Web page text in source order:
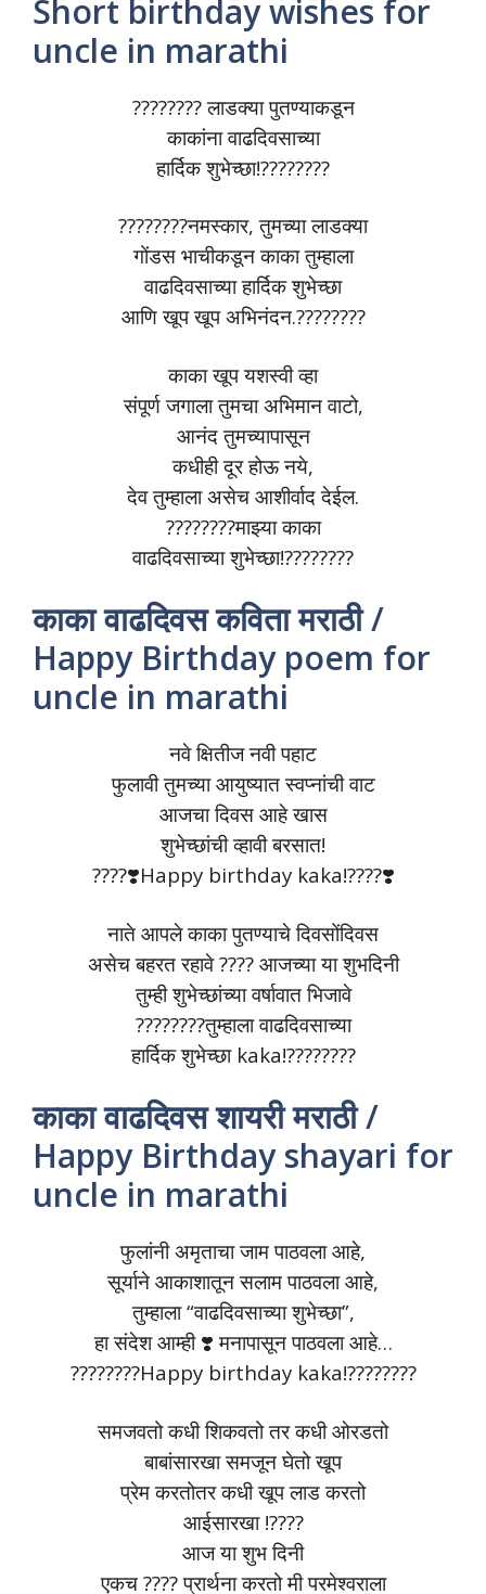
Short birthday wishes for
uncle in marathi
???????? लाडक्या पुतण्याकडून
काकांना वाढदिवसाच्या
हार्दिक शुभेच्छा!????????
????????नमस्कार, तुमच्या लाडक्या
गोंडस भाचीकडून काका तुम्हाला
वाढदिवसाच्या हार्दिक शुभेच्छा
आणि खूप खूप अभिनंदन.????????
काका खूप यशस्वी व्हा
संपूर्ण जगाला तुमचा अभिमान वाटो,
आनंद तुमच्यापासून
कधीही दूर होऊ नये,
देव तुम्हाला असेच आशीर्वाद देईल.
????????माझ्या काका
वाढदिवसाच्या शुभेच्छा!????????
काका वाढदिवस कविता मराठी /
Happy Birthday poem for
uncle in marathi
नवे क्षितीज नवी पहाट
फुलावी तुमच्या आयुष्यात स्वप्नांची वाट
आजचा दिवस आहे खास
शुभेच्छांची व्हावी बरसात!
????❣️Happy birthday kaka!????❣️
नाते आपले काका पुतण्याचे दिवसोंदिवस
असेच बहरत रहावे ???? आजच्या या शुभदिनी
तुम्ही शुभेच्छांच्या वर्षावात भिजावे
????????तुम्हाला वाढदिवसाच्या
हार्दिक शुभेच्छा kaka!????????
काका वाढदिवस शायरी मराठी /
Happy Birthday shayari for
uncle in marathi
फुलांनी अमृताचा जाम पाठवला आहे,
सूर्याने आकाशातून सलाम पाठवला आहे,
तुम्हाला “वाढदिवसाच्या शुभेच्छा”,
हा संदेश आम्ही ❣️ मनापासून पाठवला आहे…
????????Happy birthday kaka!????????
समजवतो कधी शिकवतो तर कधी ओरडतो
बाबांसारखा समजून घेतो खूप
प्रेम करतोतर कधी खूप लाड करतो
आईसारखा !????
आज या शुभ दिनी
एकच ???? प्रार्थना करतो मी परमेश्वराला